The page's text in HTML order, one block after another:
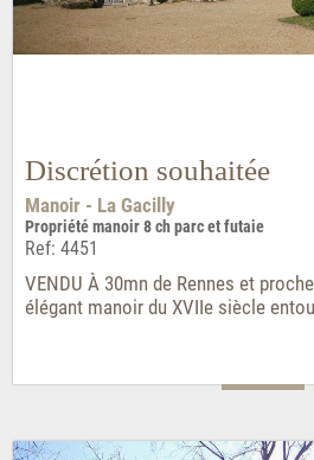
Discrétion souhaitée
Manoir - La Gacilly
Propriété manoir 8 ch parc et futaie
Ref: 4451
VENDU À 30mn de Rennes et
élégant manoir du XVIIe siècle